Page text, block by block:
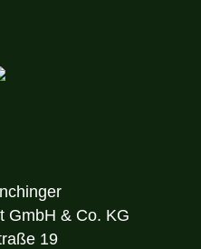
GmbH & Co. KG
19